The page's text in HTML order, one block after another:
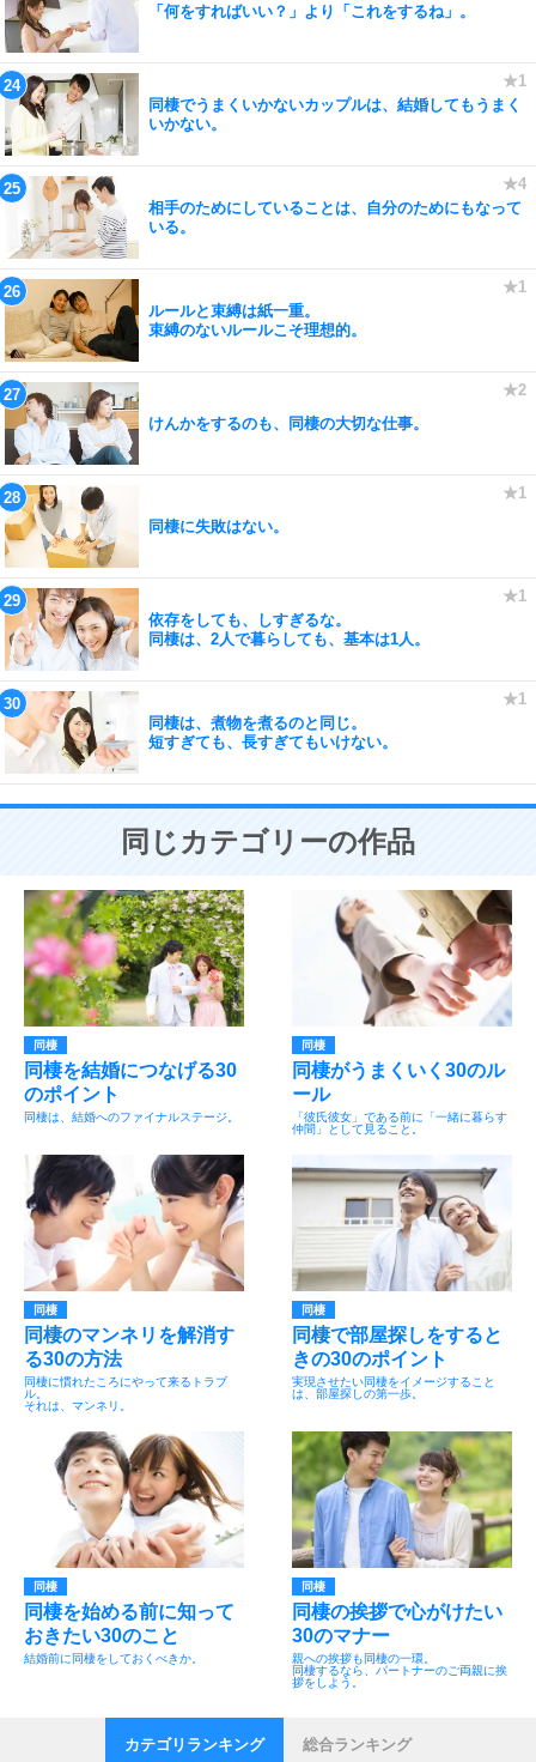
「何をすればいい？」より「これをするね」。
同棲でうまくいかないカップルは、結婚してもうまく
いかない。
相手のためにしていることは、自分のためにもなって
いる。
ルールと束縛は紙一重。
束縛のないルールこそ理想的。
けんかをするのも、同棲の大切な仕事。
同棲に失敗はない。
依存をしても、しすぎるな。
同棲は、2人で暮らしても、基本は1人。
同棲は、煮物を煮るのと同じ。
短すぎても、長すぎてもいけない。
同じカテゴリーの作品
同棲
同棲を結婚につなげる30
のポイント
同棲は、結婚へのファイナルステージ。
同棲
同棲がうまくいく30のル
ール
「彼氏彼女」である前に「一緒に暮らす
仲間」として見ること。
同棲
同棲のマンネリを解消す
る30の方法
同棲に慣れたころにやって来るトラブ
ル。
それは、マンネリ。
同棲
同棲で部屋探しをすると
きの30のポイント
実現させたい同棲をイメージすること
は、部屋探しの第一歩。
同棲
同棲を始める前に知って
おきたい30のこと
結婚前に同棲をしておくべきか。
同棲
同棲の挨拶で心がけたい
30のマナー
親への挨拶も同棲の一環。
同棲するなら、パートナーのご両親に挨
拶をしよう。
カテゴリランキング 総合ランキング